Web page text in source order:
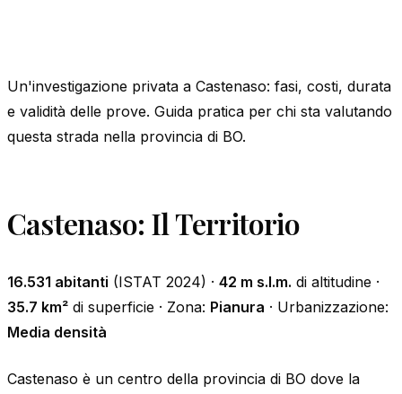
Un'investigazione privata a Castenaso: fasi, costi, durata
e validità delle prove. Guida pratica per chi sta valutando
questa strada nella provincia di BO.
Castenaso: Il Territorio
16.531 abitanti (ISTAT 2024) · 42 m s.l.m. di altitudine ·
35.7 km² di superficie · Zona: Pianura · Urbanizzazione:
Media densità
Castenaso è un centro della provincia di BO dove la